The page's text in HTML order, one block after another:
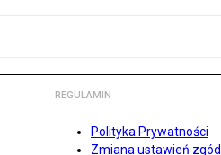
REGULAMIN
Polityka Prywatności
Zmiana ustawień zgód